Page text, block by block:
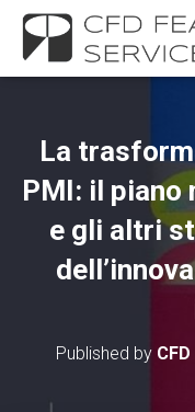
La
PMI: il piano
e gli altri
Published by CFD